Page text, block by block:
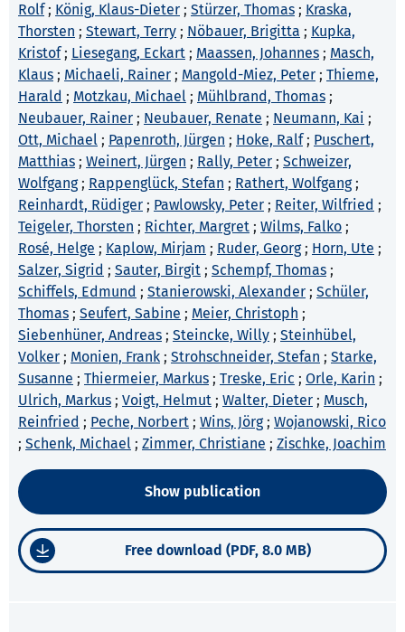
Rolf; König, Klaus-Dieter ; Stürzer, Thomas ; Kraska,
Thorsten ; Stewart, Terry ; Nöbauer, Brigitta ; Kupka,
Kristof; Liesegang, Eckart ; Maassen, Johannes ; Masch,
Klaus ; Michaeli, Rainer ; Mangold-Miez, Peter ; Thieme,
Harald ; Motzkau, Michael ; Mühlbrand, Thomas ;
Neubauer, Rainer ; Neubauer, Renate ; Neumann, Kai ;
Ott, Michael ; Papenroth, Jürgen ; Hoke, Ralf; Puschert,
Matthias ; Weinert, Jürgen ; Rally, Peter ; Schweizer,
Wolfgang; Rappenglück, Stefan ; Rathert, Wolfgang;
Reinhardt, Rüdiger ; Pawlowsky, Peter ; Reiter, Wilfried ;
Teigeler, Thorsten ; Richter, Margret ; Wilms, Falko ;
Rosé, Helge ; Kaplow, Mirjam ; Ruder, Georg; Horn, Ute ;
Salzer, Sigrid ; Sauter, Birgit ; Schempf, Thomas ;
Schiffels, Edmund ; Stanierowski, Alexander ; Schüler,
Thomas ; Seufert, Sabine ; Meier, Christoph ;
Siebenhüner, Andreas ; Steincke, Willy ; Steinhübel,
Volker ; Monien, Frank ; Strohschneider, Stefan ; Starke,
Susanne ; Thiermeier, Markus ; Treske, Eric ; Orle, Karin ;
Ulrich, Markus ; Voigt, Helmut ; Walter, Dieter ; Musch,
Reinfried ; Peche, Norbert ; Wins, Jörg; Wojanowski, Rico
; Schenk, Michael ; Zimmer, Christiane ; Zischke, Joachim
Show publication
Free download (PDF, 8.0 MB)